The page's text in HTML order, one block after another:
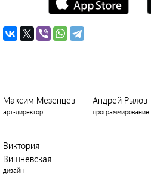
Максим Мезенцев
арт-директор
Андрей Рылов
программирование
Виктория
Вишневская
дизайн